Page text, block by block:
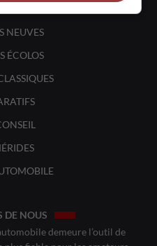
NEUVES
ÉCOLOS
DE NOUS
demeure l’outil de